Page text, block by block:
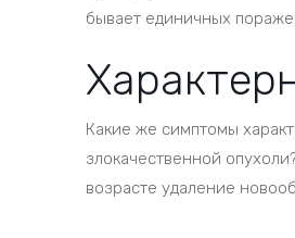
бывает единичных
Какие же симптомы
злокачественной
возрасте удаление